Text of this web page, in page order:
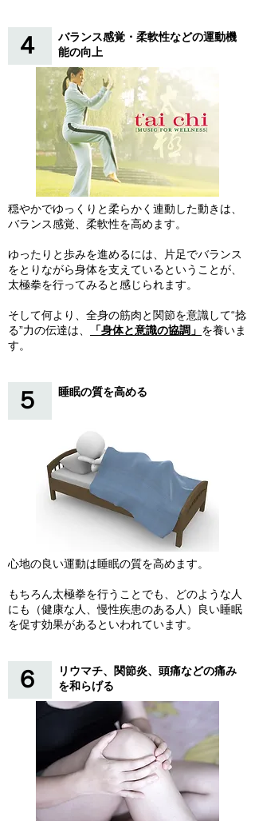
４
バランス感覚・柔軟性などの運動機
能の向上
穏やかでゆっくりと柔らかく連動した動きは、
バランス感覚、柔軟性を高めます。
ゆったりと歩みを進めるには、片足でバランス
をとりながら身体を支えているということが、
太極拳を行ってみると感じられます。
そして何より、全身の筋肉と関節を意識して“捻
る”力の伝達は、
「身体と意識の協調」 を養いま
す。
５ 睡眠の質を高める
心地の良い運動は睡眠の質を高めます。
もちろん太極拳を行うことでも、どのような人
にも（健康な人、慢性疾患のある人）良い睡眠
を促す効果があるといわれています。
６
リウマチ、関節炎、頭痛などの痛み
を和らげる